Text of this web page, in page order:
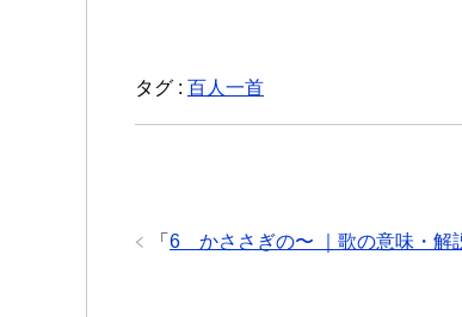
タグ : 百人一首
「 6 かささぎの〜 ｜歌の意味・解